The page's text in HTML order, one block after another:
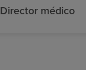
Director médico